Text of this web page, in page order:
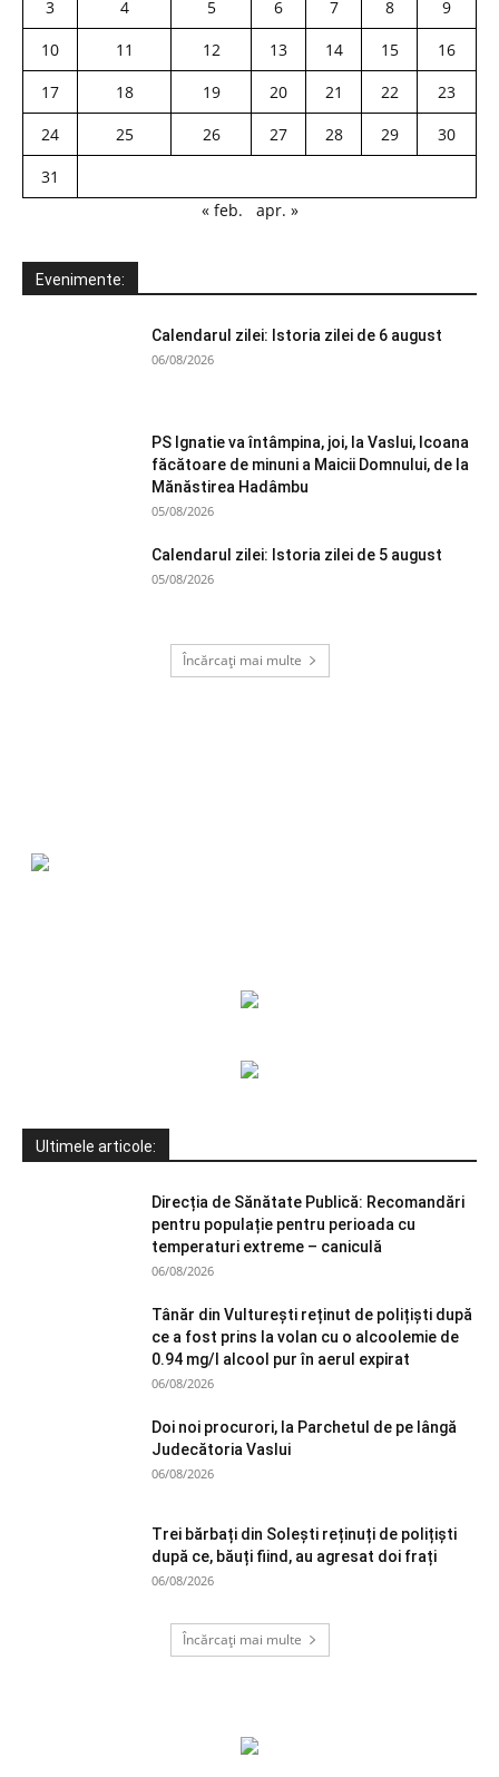
3 4 5 6 7 8
9
10
11 12 13 14 15
16
17
18 19 20 21 22
23
24
25 26 27 28 29
30
31
« feb.
apr. »
Evenimente:
Calendarul zilei: Istoria zilei de 6 august
06/08/2026
PS Ignatie va întâmpina, joi, la Vaslui, Icoana
făcătoare de minuni a Maicii Domnului, de la
Mănăstirea Hadâmbu
05/08/2026
Calendarul zilei: Istoria zilei de 5 august
05/08/2026
Încărcați mai multe
Ultimele articole:
Direcția de Sănătate Publică: Recomandări
pentru populație pentru perioada cu
temperaturi extreme – caniculă
06/08/2026
Tânăr din Vulturești reținut de polițiști după
ce a fost prins la volan cu o alcoolemie de
0.94 mg/l alcool pur în aerul expirat
06/08/2026
Doi noi procurori, la Parchetul de pe lângă
Judecătoria Vaslui
06/08/2026
Trei bărbați din Solești reținuți de polițiști
după ce, băuți fiind, au agresat doi frați
06/08/2026
Încărcați mai multe